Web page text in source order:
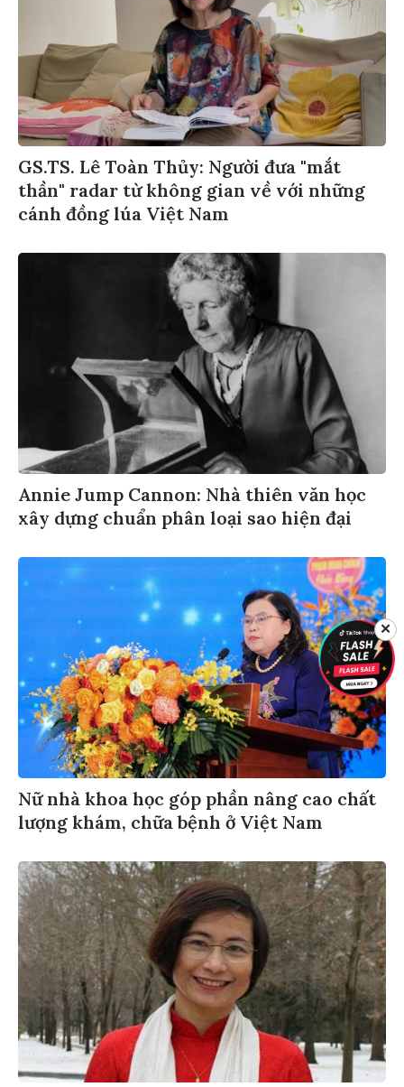
GS.TS. Lê Toàn Thủy: Người đưa "mắt
thần" radar từ không gian về với những
cánh đồng lúa Việt Nam
Annie Jump Cannon: Nhà thiên văn học
xây dựng chuẩn phân loại sao hiện đại
Nữ nhà khoa học góp phần nâng cao chất
lượng khám, chữa bệnh ở Việt Nam
✕